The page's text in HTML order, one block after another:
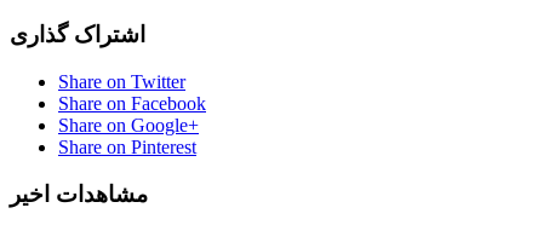
اشتراک گذاری
Share on Twitter
Share on Facebook
Share on Google+
Share on Pinterest
مشاهدات اخیر